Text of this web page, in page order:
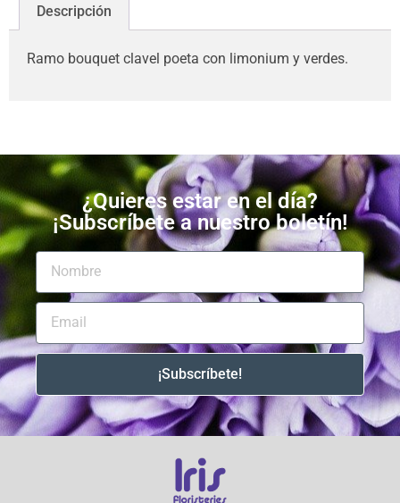
Descripción
Ramo bouquet clavel poeta con limonium y verdes.
¿Quieres estar en el día?
¡Subscríbete a nuestro boletín!
¡Subscríbete!